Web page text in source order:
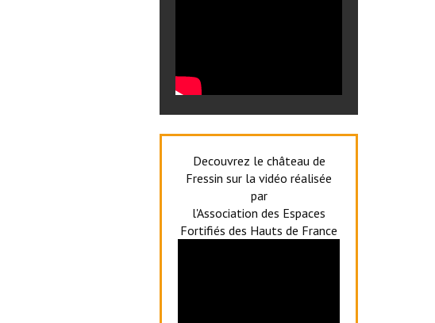
Decouvrez le château de
Fressin sur la vidéo réalisée
par
l'Association des Espaces
Fortifiés des Hauts de France